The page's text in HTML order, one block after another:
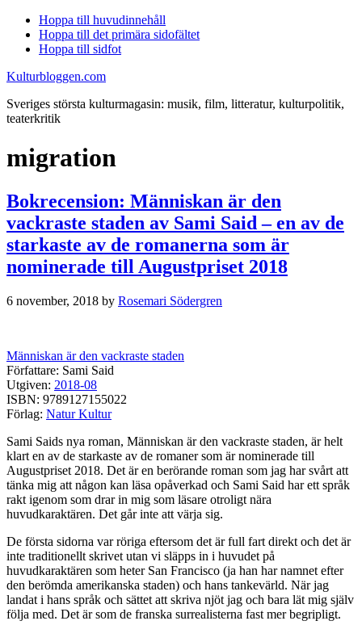
Hoppa till huvudinnehåll
Hoppa till det primära sidofältet
Hoppa till sidfot
Kulturbloggen.com
Sveriges största kulturmagasin: musik, film, litteratur, kulturpolitik,
teaterkritik
migration
Bokrecension: Människan är den
vackraste staden av Sami Said – en av de
starkaste av de romanerna som är
nominerade till Augustpriset 2018
6 november, 2018 by Rosemari Södergren
Människan är den vackraste staden
Författare: Sami Said
Utgiven: 2018-08
ISBN: 9789127155022
Förlag: Natur Kultur
Sami Saids nya roman, Människan är den vackraste staden, är helt
klart en av de starkaste av de romaner som är nominerade till
Augustpriset 2018. Det är en berörande roman som jag har svårt att
tänka mig att någon kan läsa opåverkad och Sami Said har ett språk
rakt igenom som drar in mig som läsare otroligt nära
huvudkaraktären. Det går inte att värja sig.
De första sidorna var röriga eftersom det är full fart direkt och det är
inte traditionellt skrivet utan vi släpps in i huvudet på
huvudkaraktären som heter San Francisco (ja han har namnet efter
den berömda amerikanska staden) och hans tankevärld. När jag
landat i hans språk och sättet att skriva njöt jag och bara lät mig själv
följa med. Det är som de franska surrealisterna fast mer begripligt.